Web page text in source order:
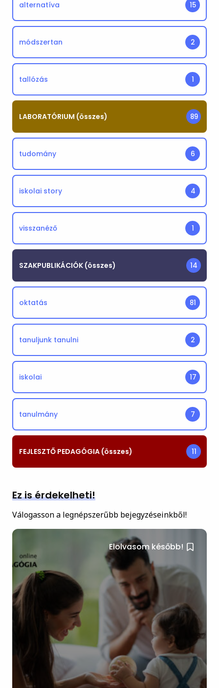
alternatíva 15
módszertan 2
tallózás 1
LABORATÓRIUM (összes) 89
tudomány 6
iskolai story 4
visszanéző 1
SZAKPUBLIKÁCIÓK (összes) 14
oktatás 81
tanuljunk tanulni 2
iskolai 17
tanulmány 7
FEJLESZTŐ PEDAGÓGIA (összes) 11
Ez is érdekelheti!
Válogasson a legnépszerűbb bejegyzéseinkből!
Elolvasom később!